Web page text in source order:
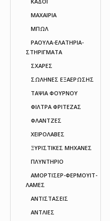
ΜΑΧΑΙΡΙΑ
ΜΠΩΛ
ΡΑΟΥΛΑ-ΕΛΑΤΗΡΙΑ-
ΣΤΗΡΙΓΜΑΤΑ
ΣΧΑΡΕΣ
ΣΩΛΗΝΕΣ ΕΞΑΕΡΩΣΗΣ
ΤΑΨΙΑ ΦΟΥΡΝΟΥ
ΦΙΛΤΡΑ ΦΡΙΤΕΖΑΣ
ΦΛΑΝΤΖΕΣ
ΧΕΙΡΟΛΑΒΕΣ
ΞΥΡΙΣΤΙΚΕΣ ΜΗΧΑΝΕΣ
ΠΛΥΝΤΗΡΙΟ
ΑΜΟΡΤΙΣΕΡ-ΦΕΡΜΟΥΙΤ-
ΛΑΜΕΣ
ΑΝΤΙΣΤΑΣΕΙΣ
ΑΝΤΛΙΕΣ